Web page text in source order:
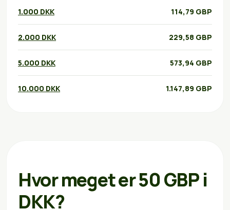
1.000 DKK 114,79 GBP
2.000 DKK 229,58 GBP
5.000 DKK 573,94 GBP
10.000 DKK 1.147,89 GBP
Hvor meget er 50 GBP i
DKK?